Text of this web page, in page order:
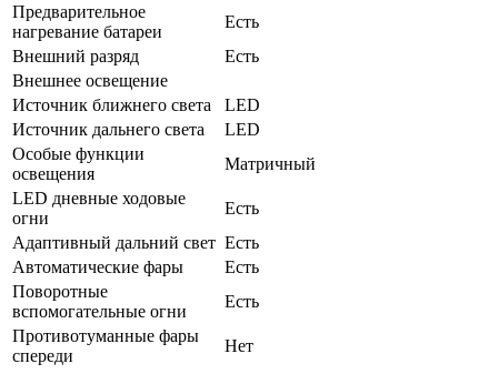
Предварительное
нагревание батареи
Есть
Внешний разряд
Есть
Внешнее освещение
Источник ближнего света
LED
Источник дальнего света
LED
Особые функции
освещения
Матричный
LED дневные ходовые
огни
Есть
Адаптивный дальний свет Есть
Автоматические фары
Есть
Поворотные
вспомогательные огни
Есть
Противотуманные фары
спереди
Нет